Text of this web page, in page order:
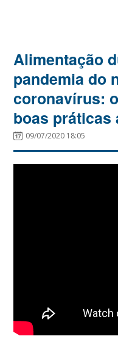
Alimentação
pandemia do
coronavírus:
boas práticas
09/07/2020 18:05